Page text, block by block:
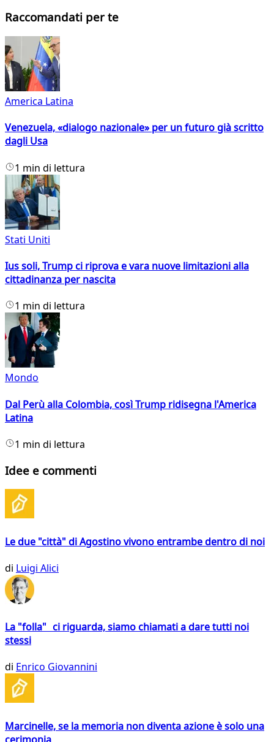
Raccomandati per te
America Latina
Venezuela, «dialogo nazionale» per un futuro già scritto
dagli Usa
1 min di lettura
Stati Uniti
Ius soli, Trump ci riprova e vara nuove limitazioni alla
cittadinanza per nascita
1 min di lettura
Mondo
Dal Perù alla Colombia, così Trump ridisegna l'America
Latina
1 min di lettura
Idee e commenti
Le due "città" di Agostino vivono entrambe dentro di noi
di Luigi Alici
La "folla" ci riguarda, siamo chiamati a dare tutti noi
stessi
di Enrico Giovannini
Marcinelle, se la memoria non diventa azione è solo una
cerimonia